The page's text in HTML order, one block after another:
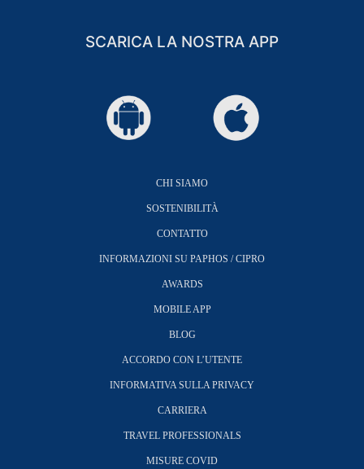
SCARICA LA NOSTRA APP
CHI SIAMO
SOSTENIBILITÀ
CONTATTO
INFORMAZIONI SU PAPHOS / CIPRO
AWARDS
MOBILE APP
BLOG
ACCORDO CON L’UTENTE
INFORMATIVA SULLA PRIVACY
CARRIERA
TRAVEL PROFESSIONALS
MISURE COVID